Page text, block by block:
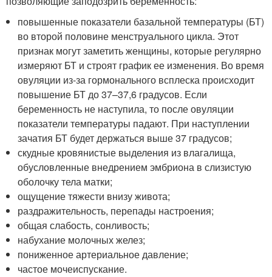
повышенные показатели базальной температуры (БТ)
во второй половине менструального цикла. Этот
признак могут заметить женщины, которые регулярно
измеряют БТ и строят график ее изменения. Во время
овуляции из-за гормонального всплеска происходит
повышение БТ до 37–37,6 градусов. Если
беременность не наступила, то после овуляции
показатели температуры падают. При наступлении
зачатия БТ будет держаться выше 37 градусов;
скудные кровянистые выделения из влагалища,
обусловленные внедрением эмбриона в слизистую
оболочку тела матки;
ощущение тяжести внизу живота;
раздражительность, перепады настроения;
общая слабость, сонливость;
набухание молочных желез;
пониженное артериальное давление;
частое мочеиспускание.